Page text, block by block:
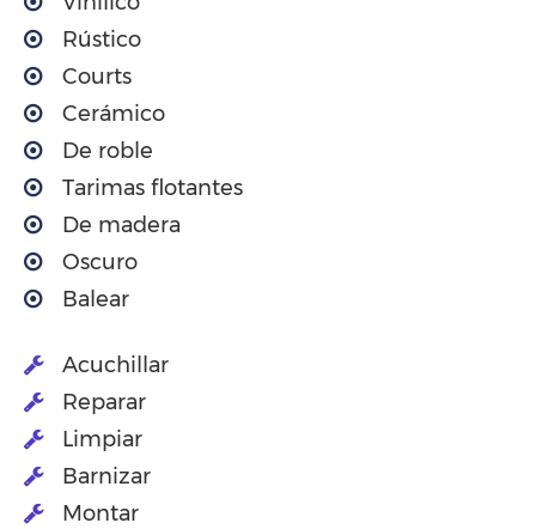
Rústico
Courts
Cerámico
De roble
Tarimas flotantes
De madera
Oscuro
Balear
Acuchillar
Reparar
Limpiar
Barnizar
Montar